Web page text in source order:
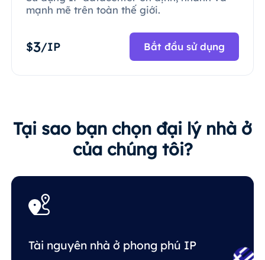
mạnh mẽ trên toàn thế giới.
$3/IP Bắt đầu sử dụng
Tại sao bạn chọn đại lý nhà ở
của chúng tôi?
Tài nguyên nhà ở phong phú IP